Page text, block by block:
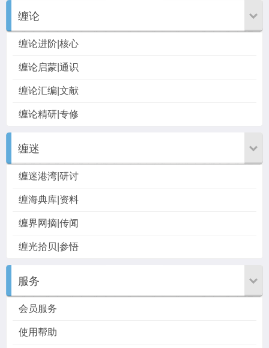
缠论
缠论进阶|核心
缠论启蒙|通识
缠论汇编|文献
缠论精研|专修
缠迷
缠迷港湾|研讨
缠海典库|资料
缠界网摘|传闻
缠光拾贝|参悟
服务
会员服务
使用帮助